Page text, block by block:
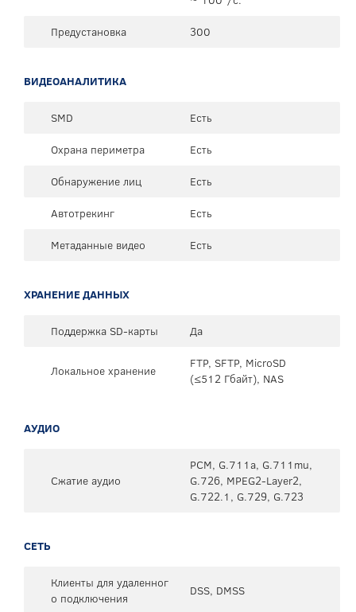
Предустановка
300
ВИДЕОАНАЛИТИКА
SMD
Есть
Охрана периметра
Есть
Обнаружение лиц
Есть
Автотрекинг
Есть
Метаданные видео
Есть
ХРАНЕНИЕ ДАННЫХ
Поддержка SD-карты Да
Локальное хранение
FTP, SFTP, MicroSD
(≤512 Гбайт), NAS
АУДИО
Сжатие аудио
PCM, G.711a, G.711mu,
G.726, MPEG2-Layer2,
G.722.1, G.729, G.723
СЕТЬ
Клиенты для удаленног
о подключения
DSS, DMSS